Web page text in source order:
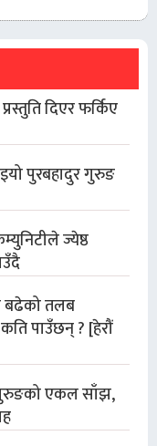
दिएर फर्किए
पुरबहादुर गुरुङ
ज्येष्ठ
बढेको तलब
पाउँछन् ? [हेरौं
गुरुङको एकल साँझ,